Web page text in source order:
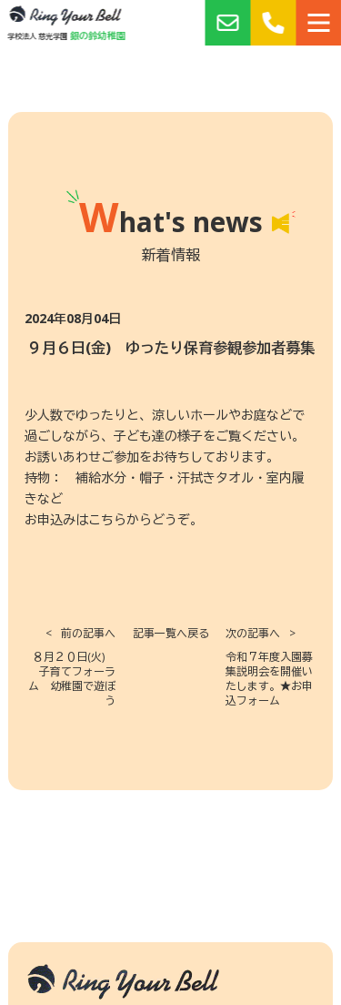
学校法人 慈光学園 銀の鈴幼稚園
What's news
新着情報
2024年08月04日
９月６日(金) ゆったり保育参観参加者募集
少人数でゆったりと、涼しいホールやお庭などで
過ごしながら、子ども達の様子をご覧ください。
お誘いあわせご参加をお待ちしております。
持物： 補給水分・帽子・汗拭きタオル・室内履
きなど
お申込みはこちらからどうぞ。
前の記事へ
８月２０日(火)
子育てフォーラ
ム 幼稚園で遊ぼ
う
記事一覧へ戻る
次の記事へ
令和７年度入園募
集説明会を開催い
たします。★お申
込フォーム